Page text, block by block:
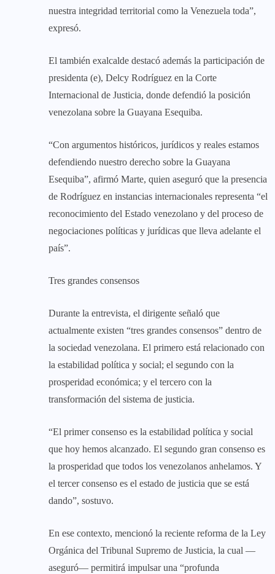
nuestra integridad territorial como la Venezuela toda”,
expresó.
‎El también exalcalde destacó además la participación de
presidenta (e), Delcy Rodríguez en la Corte
Internacional de Justicia, donde defendió la posición
venezolana sobre la Guayana Esequiba.
‎“Con argumentos históricos, jurídicos y reales estamos
defendiendo nuestro derecho sobre la Guayana
Esequiba”, afirmó Marte, quien aseguró que la presencia
de Rodríguez en instancias internacionales representa “el
reconocimiento del Estado venezolano y del proceso de
negociaciones políticas y jurídicas que lleva adelante el
país”.
‎Tres grandes consensos
‎Durante la entrevista, el dirigente señaló que
actualmente existen “tres grandes consensos” dentro de
la sociedad venezolana. El primero está relacionado con
la estabilidad política y social; el segundo con la
prosperidad económica; y el tercero con la
transformación del sistema de justicia.
‎“El primer consenso es la estabilidad política y social
que hoy hemos alcanzado. El segundo gran consenso es
la prosperidad que todos los venezolanos anhelamos. Y
el tercer consenso es el estado de justicia que se está
dando”, sostuvo.
En ese contexto, mencionó la reciente reforma de la Ley
Orgánica del Tribunal Supremo de Justicia, la cual —
aseguró— permitirá impulsar una “profunda